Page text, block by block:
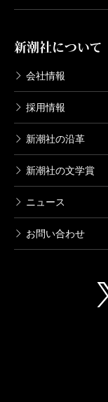
新潮社について
会社情報
採用情報
新潮社の沿革
新潮社の文学賞
ニュース
お問い合わせ